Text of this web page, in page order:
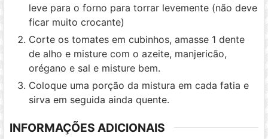
leve para o forno para torrar levemente (não deve
ficar muito crocante)
Corte os tomates em cubinhos, amasse 1 dente
de alho e misture com o azeite, manjericão,
orégano e sal e misture bem.
Coloque uma porção da mistura em cada fatia e
sirva em seguida ainda quente.
INFORMAÇÕES ADICIONAIS